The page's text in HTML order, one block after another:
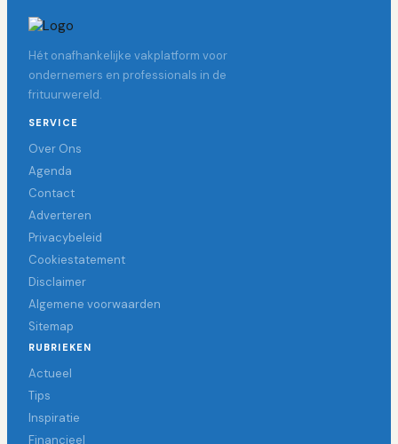
Hét onafhankelijke vakplatform voor
ondernemers en professionals in de
frituurwereld.
SERVICE
Over Ons
Agenda
Contact
Adverteren
Privacybeleid
Cookiestatement
Disclaimer
Algemene voorwaarden
Sitemap
RUBRIEKEN
Actueel
Tips
Inspiratie
Financieel